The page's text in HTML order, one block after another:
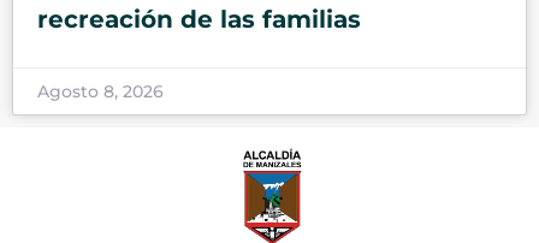
recreación de las familias
Agosto 8, 2026